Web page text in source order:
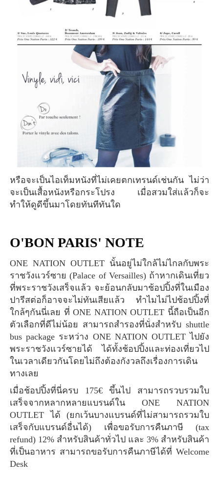
หรือจะเป็นไอเท็มหนังที่ไม่เคยตกเทรนด์เช่นกัน ไม่ว่า
จะเป็นเสื้อหนังหรือกระโปรง เมื่อสวมใส่แล้วก็จะ
ทำให้ดูดีขึ้นมาโดยทันทีทันใด
O'BON PARIS' NOTE
ONE NATION OUTLET นั้นอยู่ไม่ใกล้ไม่ไกลกับพระ
ราชวังแวร์ซาย (Palace of Versailles) ถ้าหากเดินเที่ยว
ที่พระราชวังเสร็จแล้ว จะย้อนกลับมาช้อปปิ้งที่ในเมือง
ปารีสต่อก็อาจจะไม่ทันเสียแล้ว ทำไมไม่ไปช้อปปิ้งที่
ใกล้ๆกันนี่เลย ที่ ONE NATION OUTLET นี้ถือเป็นอีก
ตัวเลือกที่ดีไม่น้อย สามารถสำรองที่นั่งสำหรับ shuttle
bus package ระหว่าง ONE NATION OUTLET ไปยัง
พระราชวังแวร์ซายได้ ได้ทั้งช้อปปิ้งและท่องเที่ยวไป
ในเวลาเดียวกันโดยไม่ถึงต้องกังวลถึงเรื่องการเดิน
ทางเลย
เมื่อช้อปปิ้งที่นี่ครบ 175€ ขึ้นไป สามารถรวบรวมใบ
เสร็จจากหลากหลายแบรนด์ใน ONE NATION
OUTLET ได้ (ยกเว้นบางแบรนด์ที่ไม่สามารถรวมใบ
เสร็จกับแบรนด์อื่นได้) เพื่อขอรับการคืนภาษี (tax
refund) 12% สำหรับสินค้าทั่วไป และ 3% สำหรับสินค้า
ที่เป็นอาหาร สามารถขอรับการคืนภาษีได้ที่ Welcome
Desk